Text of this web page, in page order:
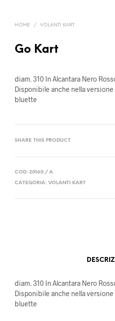
HOME / VOLANTI KART
Go Kart
diam. 310 In Alcantara Nero
Disponibile anche nella
bluette
SHARE THIS PRODUCT
COD: 20160 / A
CATEGORIA: VOLANTI KART
diam. 310 In Alcantara Nero
Disponibile anche nella
bluette